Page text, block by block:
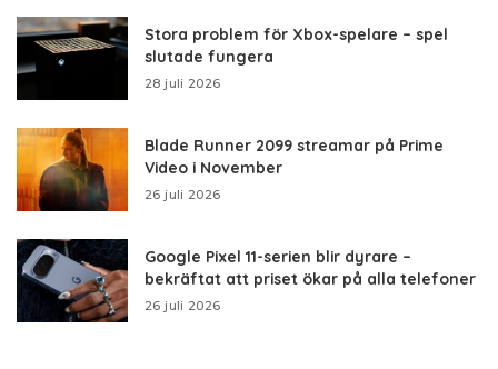
Stora problem för Xbox-spelare – spel
slutade fungera
28 juli 2026
Blade Runner 2099 streamar på Prime
Video i November
26 juli 2026
Google Pixel 11-serien blir dyrare –
bekräftat att priset ökar på alla telefoner
26 juli 2026